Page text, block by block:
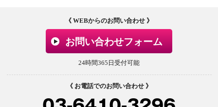
《 WEBからのお問い合わせ 》
お問い合わせフォーム
24時間365日受付可能
《 お電話でのお問い合わせ 》